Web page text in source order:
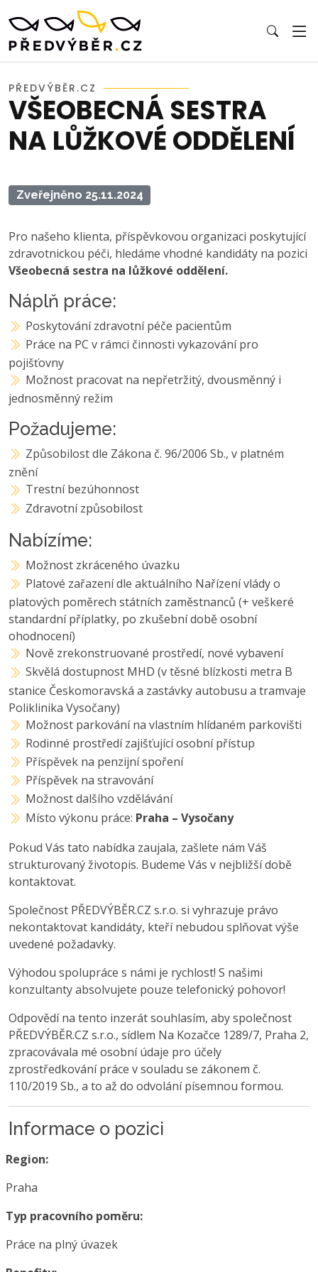
PŘEDVÝBĚR.CZ
VŠEOBECNÁ SESTRA
NA LŮŽKOVÉ ODDĚLENÍ
Zveřejněno 25.11.2024
Pro našeho klienta, příspěvkovou organizaci poskytující
zdravotnickou péči, hledáme vhodné kandidáty na pozici
Všeobecná sestra na lůžkové oddělení.
Náplň práce:
Poskytování zdravotní péče pacientům
Práce na PC v rámci činnosti vykazování pro
pojišťovny
Možnost pracovat na nepřetržitý, dvousměnný i
jednosměnný režim
Požadujeme:
Způsobilost dle Zákona č. 96/2006 Sb., v platném
znění
Trestní bezúhonnost
Zdravotní způsobilost
Nabízíme:
Možnost zkráceného úvazku
Platové zařazení dle aktuálního Nařízení vlády o
platových poměrech státních zaměstnanců (+ veškeré
standardní příplatky, po zkušební době osobní
ohodnocení)
Nově zrekonstruované prostředí, nové vybavení
Skvělá dostupnost MHD (v těsné blízkosti metra B
stanice Českomoravská a zastávky autobusu a tramvaje
Poliklinika Vysočany)
Možnost parkování na vlastním hlídaném parkovišti
Rodinné prostředí zajišťující osobní přístup
Příspěvek na penzijní spoření
Příspěvek na stravování
Možnost dalšího vzdělávání
Místo výkonu práce: Praha – Vysočany
Pokud Vás tato nabídka zaujala, zašlete nám Váš
strukturovaný životopis. Budeme Vás v nejbližší době
kontaktovat.
Společnost PŘEDVÝBĚR.CZ s.r.o. si vyhrazuje právo
nekontaktovat kandidáty, kteří nebudou splňovat výše
uvedené požadavky.
Výhodou spolupráce s námi je rychlost! S našimi
konzultanty absolvujete pouze telefonický pohovor!
Odpovědí na tento inzerát souhlasím, aby společnost
PŘEDVÝBĚR.CZ s.r.o., sídlem Na Kozačce 1289/7, Praha 2,
zpracovávala mé osobní údaje pro účely
zprostředkování práce v souladu se zákonem č.
110/2019 Sb., a to až do odvolání písemnou formou.
Informace o pozici
Region:
Praha
Typ pracovního poměru:
Práce na plný úvazek